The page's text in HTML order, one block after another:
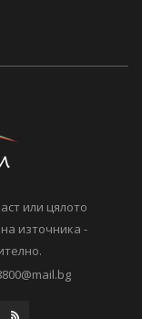
или цялото
източника -